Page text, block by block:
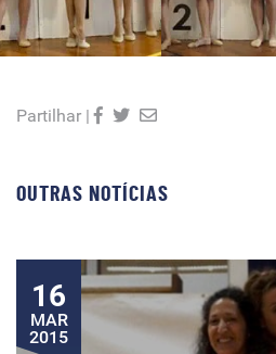
Partilhar |
OUTRAS NOTÍCIAS
16
MAR
2015